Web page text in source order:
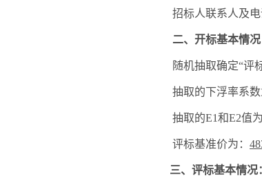
招标人联系人及电
二、开标基本情况
随机抽取确定“评
抽取的下浮率系数
抽取的E1和E2值为
评标基准价为：
三、评标基本情况